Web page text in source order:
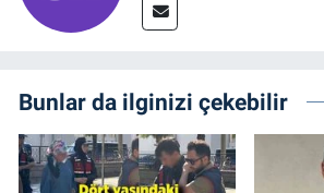
Bunlar da ilginizi çekebilir